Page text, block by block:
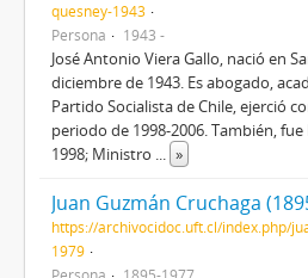
quesney-1943
Persona
1943 -
José Antonio Viera Gallo, nació en
diciembre de 1943. Es abogado,
Partido Socialista de Chile, ejerció
periodo de 1998-2006. También,
1998; Ministro ... »
Juan Guzmán Cruchaga
https://archivocidoc.uft.cl/index.php/
1979